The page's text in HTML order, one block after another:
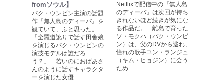
fromソウル】
パク・ウンビン主演の話題
作『無人島のディーバ』を
観ていて、ふと思った。
「全羅道訛りで話す田舎娘
を演じるパク・ウンビンの
演技モデルは誰だろ
う？」 若いのにおばあさ
んのように話すキャラクタ
ーを演じた女優…
Netflixで配信中の『無人島
のディーバ』は次回が待ち
きれないほど続きが気にな
る作品だ。 離島で育った
ソ・モクハ（パク・ウンビ
ン）は、父のDVから逃れ、
憧れの歌手ユン・ランジュ
（キム・ヒョジン）に会う
ため…